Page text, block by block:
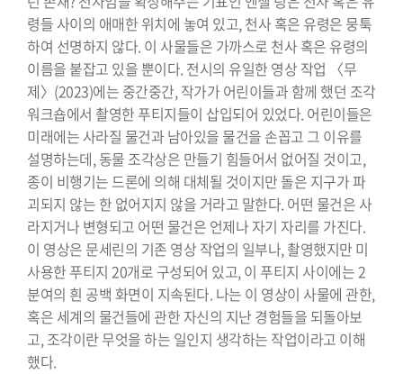
령들 사이의 애매한 위치에 놓여 있고, 천사 혹은 유령은 뭉툭
하여 선명하지 않다. 이 사물들은 가까스로 천사 혹은 유령의
이름을 붙잡고 있을 뿐이다. 전시의 유일한 영상 작업 〈무
제〉(2023)에는 중간중간, 작가가 어린이들과 함께 했던 조각
워크숍에서 촬영한 푸티지들이 삽입되어 있었다. 어린이들은
미래에는 사라질 물건과 남아있을 물건을 손꼽고 그 이유를
설명하는데, 동물 조각상은 만들기 힘들어서 없어질 것이고,
종이 비행기는 드론에 의해 대체될 것이지만 돌은 지구가 파
괴되지 않는 한 없어지지 않을 거라고 말한다. 어떤 물건은 사
라지거나 변형되고 어떤 물건은 언제나 자기 자리를 가진다.
이 영상은 문세린의 기존 영상 작업의 일부나, 촬영했지만 미
사용한 푸티지 20개로 구성되어 있고, 이 푸티지 사이에는 2
분여의 흰 공백 화면이 지속된다. 나는 이 영상이 사물에 관한,
혹은 세계의 물건들에 관한 자신의 지난 경험들을 되돌아보
고, 조각이란 무엇을 하는 일인지 생각하는 작업이라고 이해
했다.